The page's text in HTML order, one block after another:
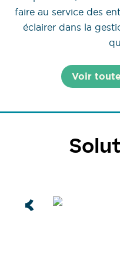
faire au service des
éclairer dans la
Voir